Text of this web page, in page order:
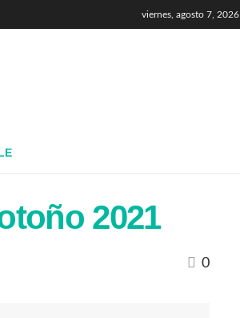
viernes, agosto 7, 2026
2021
0